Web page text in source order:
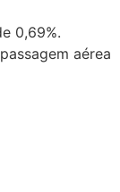
0,69%.
aérea